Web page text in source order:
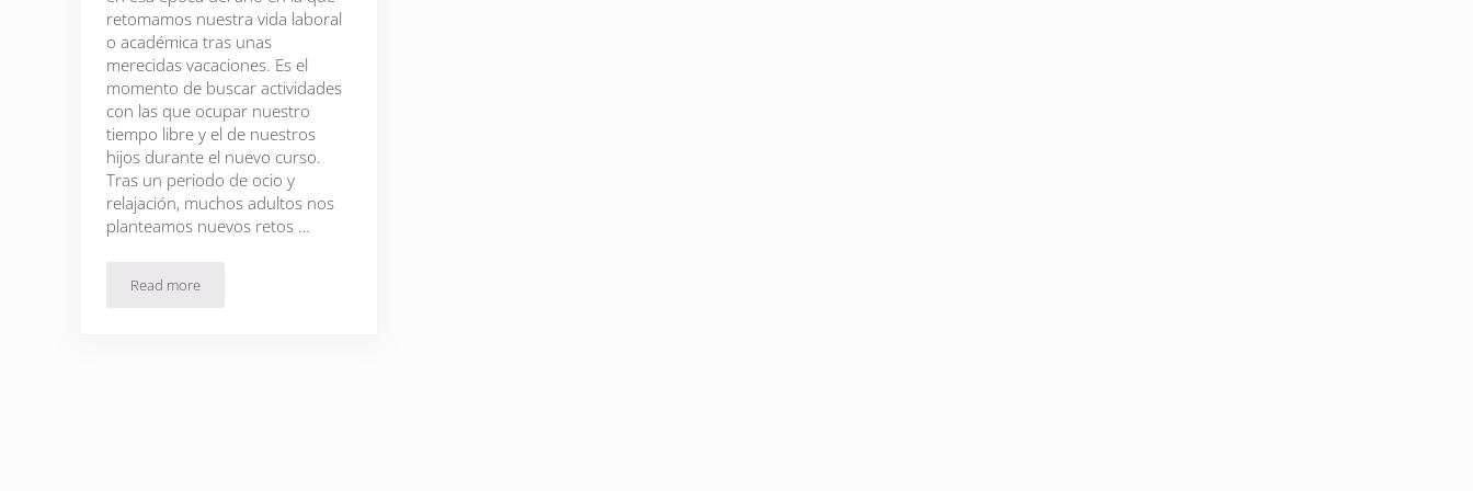
retomamos nuestra vida laboral
o académica tras unas
merecidas vacaciones. Es el
momento de buscar actividades
con las que ocupar nuestro
tiempo libre y el de nuestros
hijos durante el nuevo curso.
Tras un periodo de ocio y
relajación, muchos adultos nos
planteamos nuevos retos …
Read moreClases extraescolares